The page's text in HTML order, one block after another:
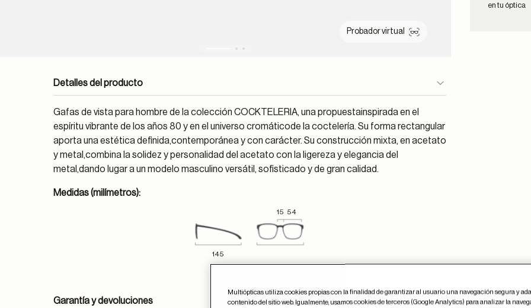
Probador virtual
Detalles del producto
Gafas de vista para hombre de la colección COCKTELERIA, una propuestainspirada en el
espíritu vibrante de los años 80 y en el universo cromáticode la coctelería. Su forma rectangular
aporta una estética definida,contemporánea y con carácter. Su construcción mixta, en acetato
y metal,combina la solidez y personalidad del acetato con la ligereza y elegancia del
metal,dando lugar a un modelo masculino versátil, sofisticado y de gran calidad.
Medidas (milímetros):
15 54
145
Garantía y devoluciones
en tu óptica
Multiópticas utiliza cookies propias con la finalidad de garantizar al usuario una navegación segura y
contenido del sitio web. Igualmente, usamos cookies de terceros (Google Analytics) para analizar la